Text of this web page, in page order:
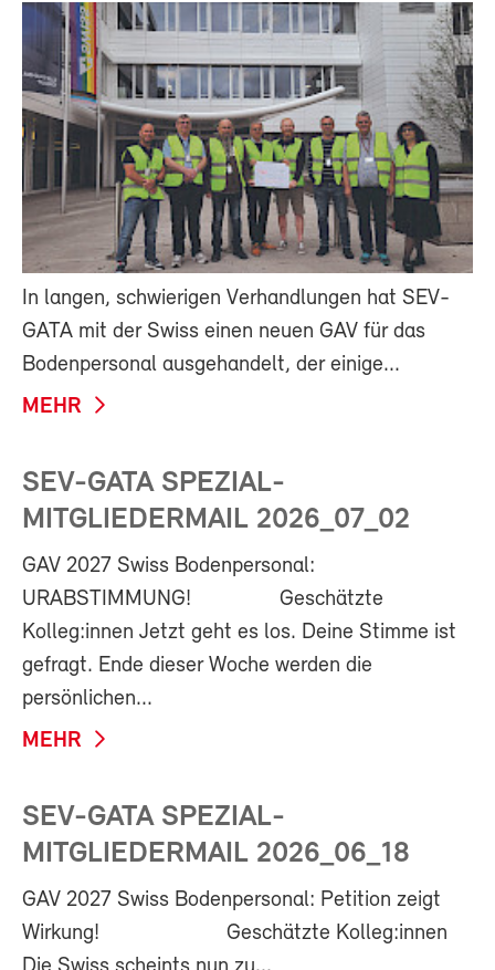
In langen, schwierigen Verhandlungen hat SEV-
GATA mit der Swiss einen neuen GAV für das
Bodenpersonal ausgehandelt, der einige...
MEHR
SEV-GATA SPEZIAL-
MITGLIEDERMAIL 2026_07_02
GAV 2027 Swiss Bodenpersonal:
URABSTIMMUNG! Geschätzte
Kolleg:innen Jetzt geht es los. Deine Stimme ist
gefragt. Ende dieser Woche werden die
persönlichen...
MEHR
SEV-GATA SPEZIAL-
MITGLIEDERMAIL 2026_06_18
GAV 2027 Swiss Bodenpersonal: Petition zeigt
Wirkung! Geschätzte Kolleg:innen